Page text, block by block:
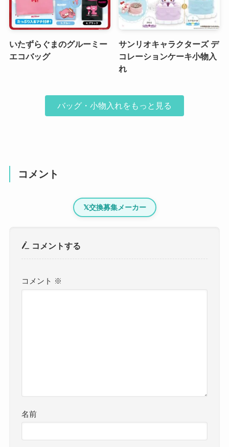
いたずらぐまのグルーミー
エコバッグ
サンリオキャラクターズ デ
コレーションケーキ小物入
れ
バッグ・小物入れをもっと見る
コメント
𝕏交換募集メーカー
コメントする
コメント ※
名前